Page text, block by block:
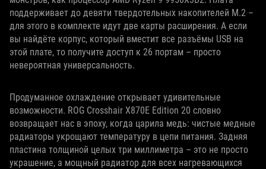
поддерживает до девяти твердотельных накопителей M.2 –
для этого в комплекте идут две карты расширения. А если
вы найдёте корпус, который вместит все разъёмы USB на
этой плате, то получите доступ к 26 портам – просто
невероятная универсальность.
Продуманное охлаждение открывает удивительные
возможности. ROG Crosshair X870E Edition 20 словно
возвращает нас в эпоху, когда царила медь: чистые медные
радиаторы укрощают температуру в цепи питания. Задняя
пластина толщиной целых три миллиметра – это не просто
украшение, а мощный радиатор для всех нагревающихся